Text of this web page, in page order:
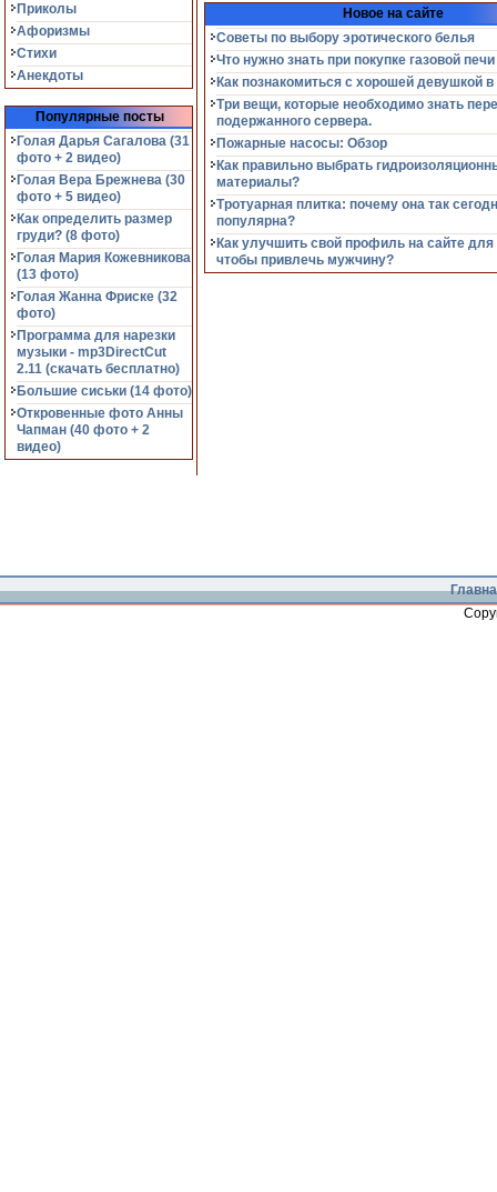
Приколы
Афоризмы
Стихи
Анекдоты
Популярные посты
Голая Дарья Сагалова (31
фото + 2 видео)
Голая Вера Брежнева (30
фото + 5 видео)
Как определить размер
груди? (8 фото)
Голая Мария Кожевникова
(13 фото)
Голая Жанна Фриске (32
фото)
Программа для нарезки
музыки - mp3DirectCut
2.11 (cкачать бесплатно)
Большие сиськи (14 фото)
Откровенные фото Анны
Чапман (40 фото + 2
видео)
Новое на сайте
Советы по выбору эротического белья
Что нужно знать при покупке газовой печи
Как познакомиться с хорошей девушкой в
Три вещи, которые необходимо знать
подержанного сервера.
Пожарные насосы: Обзор
Как правильно выбрать
материалы?
Тротуарная плитка: почему она так
популярна?
Как улучшить свой профиль на сайте для
чтобы привлечь мужчину?